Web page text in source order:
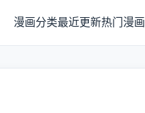
漫画分类最近更新热门漫画